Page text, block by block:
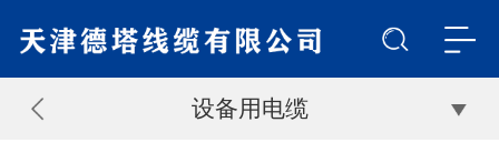
设备用电缆